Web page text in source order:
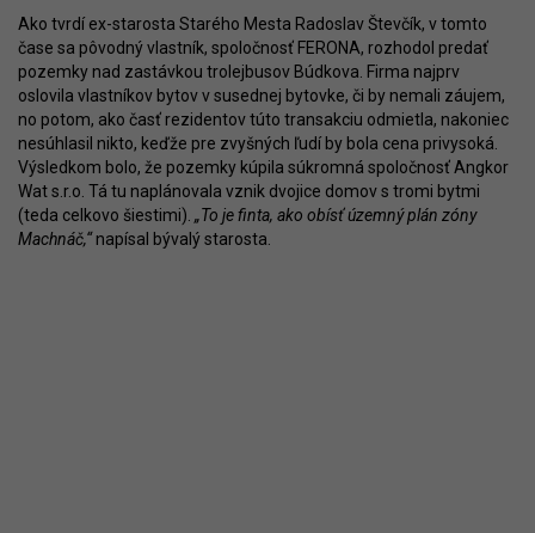
Ako tvrdí ex-starosta Starého Mesta Radoslav Števčík, v tomto
čase sa pôvodný vlastník, spoločnosť FERONA, rozhodol predať
pozemky nad zastávkou trolejbusov Búdkova. Firma najprv
oslovila vlastníkov bytov v susednej bytovke, či by nemali záujem,
no potom, ako časť rezidentov túto transakciu odmietla, nakoniec
nesúhlasil nikto, keďže pre zvyšných ľudí by bola cena privysoká.
Výsledkom bolo, že pozemky kúpila súkromná spoločnosť Angkor
Wat s.r.o. Tá tu naplánovala vznik dvojice domov s tromi bytmi
(teda celkovo šiestimi). „To je finta, ako obísť územný plán zóny
Machnáč,“napísal bývalý starosta.